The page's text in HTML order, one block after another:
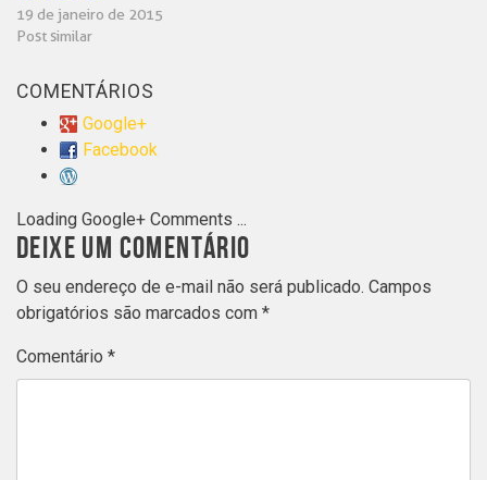
19 de janeiro de 2015
Post similar
COMENTÁRIOS
Google+
Facebook
Loading Google+ Comments ...
DEIXE UM COMENTÁRIO
O seu endereço de e-mail não será publicado. Campos
obrigatórios são marcados com *
Comentário *